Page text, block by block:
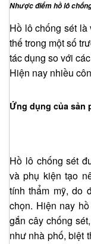
Nhược điểm hồ lô
Hồ lô chống sét
thế trong một số
tác dụng so với
Hiện nay nhiều
Ứng dụng của sản
Hồ lô chống sét
và phụ kiện tạo
tính thẩm mỹ, do
chọn. Hiện nay
gắn cây chống
như nhà phố, biệt